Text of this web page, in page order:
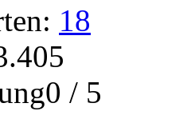
18
/ 5